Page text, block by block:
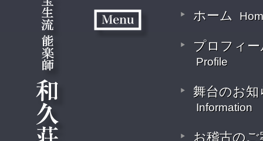
ホーム
プロフィー
Profile
舞台のお知
Information
お稽古のご